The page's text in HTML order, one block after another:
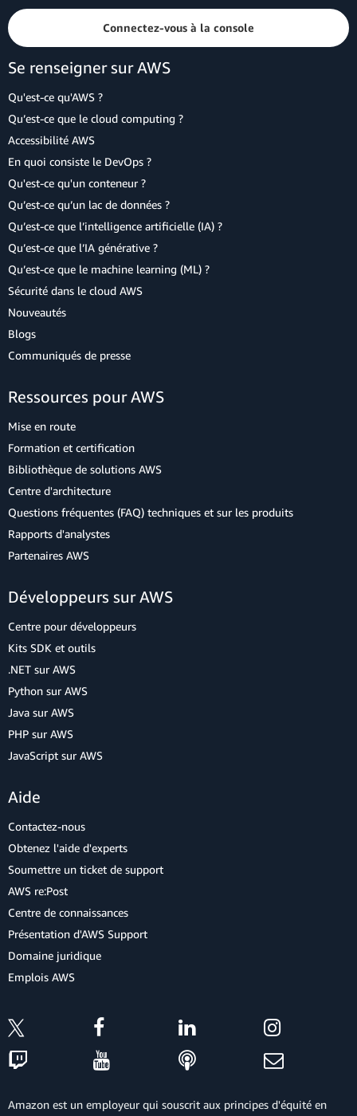
Connectez-vous à la console
Se renseigner sur AWS
Qu'est-ce qu'AWS ?
Qu’est-ce que le cloud computing ?
Accessibilité AWS
En quoi consiste le DevOps ?
Qu'est-ce qu'un conteneur ?
Qu’est-ce qu’un lac de données ?
Qu’est-ce que l’intelligence artificielle (IA) ?
Qu’est-ce que l’IA générative ?
Qu’est-ce que le machine learning (ML) ?
Sécurité dans le cloud AWS
Nouveautés
Blogs
Communiqués de presse
Ressources pour AWS
Mise en route
Formation et certification
Bibliothèque de solutions AWS
Centre d'architecture
Questions fréquentes (FAQ) techniques et sur les produits
Rapports d'analystes
Partenaires AWS
Développeurs sur AWS
Centre pour développeurs
Kits SDK et outils
.NET sur AWS
Python sur AWS
Java sur AWS
PHP sur AWS
JavaScript sur AWS
Aide
Contactez-nous
Obtenez l'aide d'experts
Soumettre un ticket de support
AWS re:Post
Centre de connaissances
Présentation d'AWS Support
Domaine juridique
Emplois AWS
Amazon est un employeur qui souscrit aux principes d'équité en